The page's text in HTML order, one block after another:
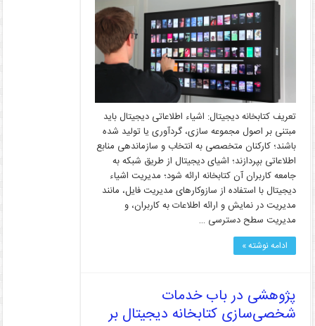
تعریف کتابخانه دیجیتال: اشیاء اطلاعاتی دیجیتال باید
مبتنی بر اصول مجموعه سازی، گردآوری یا تولید شده
باشند؛ کارکنان متخصصی به انتخاب و سازماندهی منابع
اطلاعاتی بپردازند؛ اشیای دیجیتال از طریق شبکه به
جامعه کاربران آن کتابخانه ارائه شود؛ مدیریت اشیاء
دیجیتال با استفاده از سازوکارهای مدیریت فایل، مانند
مدیریت در نمایش و ارائه اطلاعات به کاربران، و
مدیریت سطح دسترسی …
ادامه نوشته »
پژوهشی در باب خدمات
شخصی‌سازی کتابخانه دیجیتال بر